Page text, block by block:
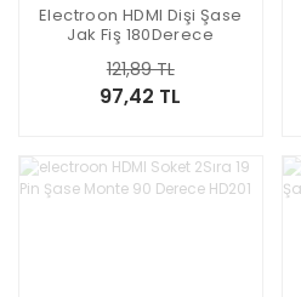
Electroon HDMI Dişi Şase
Jak Fiş 180Derece
97,42 TL
121,89 TL